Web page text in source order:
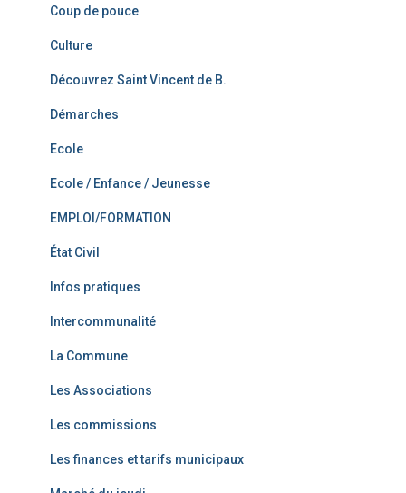
Coup de pouce
Culture
Découvrez Saint Vincent de B.
Démarches
Ecole
Ecole / Enfance / Jeunesse
EMPLOI/FORMATION
État Civil
Infos pratiques
Intercommunalité
La Commune
Les Associations
Les commissions
Les finances et tarifs municipaux